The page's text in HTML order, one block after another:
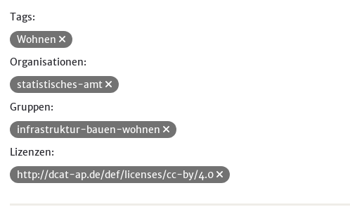
Tags:
Wohnen
Organisationen:
statistisches-amt
Gruppen:
infrastruktur-bauen-wohnen
Lizenzen:
http://dcat-ap.de/def/licenses/cc-by/4.0